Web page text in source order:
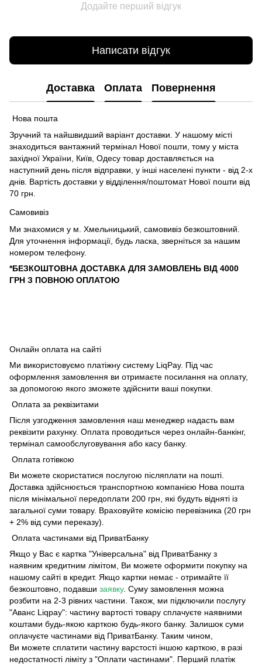
Додайте перший відгук
Написати відгук
Доставка Оплата Повернення
Нова пошта
Зручний та найшвидший варіант доставки. У нашому місті
знаходиться вантажний термінал Нової пошти, тому у міста
західної України, Київ, Одесу товар доставляється на
наступний день після відправки, у інші населені пункти - від 2-х
днів. Вартість доставки у відділення/поштомат Нової пошти від
70 грн.
Самовивіз
Ми знахомися у м. Хмельницький, самовивіз безкоштовний.
Для уточнення інформації, будь ласка, зверніться за нашим
номером телефону.
*БЕЗКОШТОВНА ДОСТАВКА ДЛЯ ЗАМОВЛЕНЬ ВІД 4000
ГРН З ПОВНОЮ ОПЛАТОЮ
Онлайн оплата на сайті
Ми використовуємо платіжну систему LiqPay. Під час
оформлення замовлення ви отримаєте посилання на оплату,
за допомогою якого зможете здійснити ваші покупки.
Оплата за реквізитами
Після узгодження замовлення наш менеджер надасть вам
реквізити рахунку. Оплата проводиться через онлайн-банкінг,
термінал самообслуговування або касу банку.
Оплата готівкою
Ви можете скористатися послугою післяплати на пошті.
Доставка здійснюється транспортною компанією Нова пошта
після мінімальної передоплати 200 грн, які будуть відняті із
загальної суми товару. Враховуйте комісію перевізника (20 грн
+ 2% від суми переказу).
Оплата частинами від ПриватБанку
Якщо у Вас є картка "Універсальна" від ПриватБанку з
наявним кредитним лімітом, Ви можете оформити покупку на
нашому сайті в кредит. Якщо картки немає - отримайте її
безкоштовно, подавши заявку. Суму замовлення можна
розбити на 2-3 рівних частини. Також, ми підключили послугу
"Аванс Liqpay": частину вартості товару сплачуєте наявними
коштами будь-якою карткою будь-якого банку. Залишок суми
оплачуєте частинами від ПриватБанку. Таким чином,
Ви можете сплатити частину варстості іншою карткою, в разі
недостатності ліміту з "Оплати частинами". Перший платіж